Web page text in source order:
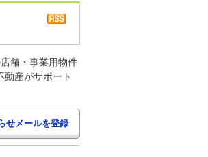
舗・事業用物件
産がサポート